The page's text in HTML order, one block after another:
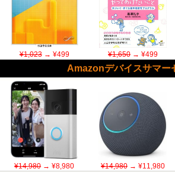
¥1,023→ ¥499 ¥1,650→ ¥499
Amazonデバイスサマー
¥14,980→ ¥8,980 ¥14,980→ ¥11,980